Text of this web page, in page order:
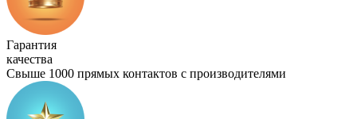
Гарантия
качества
Свыше 1000 прямых контактов с производителями